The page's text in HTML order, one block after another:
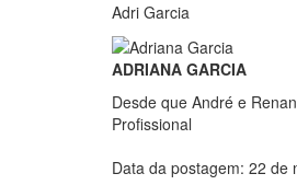
Adri Garcia
ADRIANA GARCIA
Desde que André e
Profissional
Data da postagem: 22 de